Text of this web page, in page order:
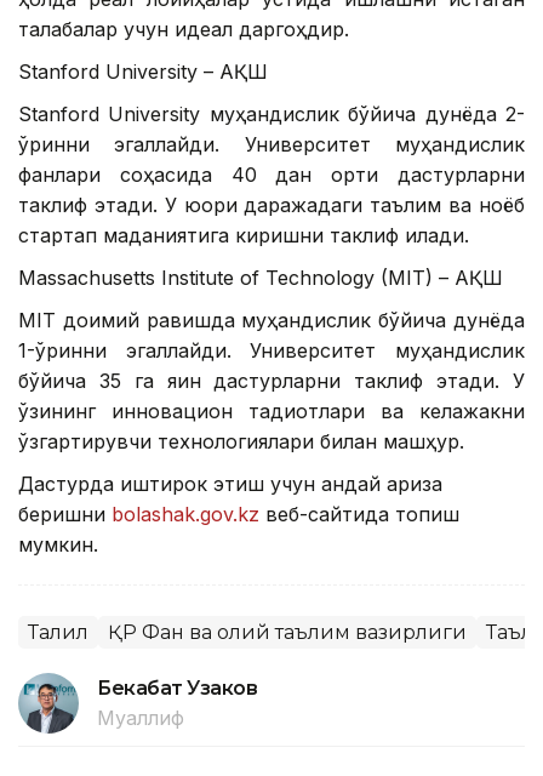
талабалар учун идеал даргоҳдир.
Stanford University – АҚШ
Stanford University муҳандислик бўйича дунёда 2-
ўринни эгаллайди. Университет муҳандислик
фанлари соҳасида 40 дан ортиқ дастурларни
таклиф этади. У юқори даражадаги таълим ва ноёб
стартап маданиятига киришни таклиф қилади.
Massachusetts Institute of Technology (MIT) – АҚШ
MIT доимий равишда муҳандислик бўйича дунёда
1-ўринни эгаллайди. Университет муҳандислик
бўйича 35 га яқин дастурларни таклиф этади. У
ўзининг инновацион тадқиқотлари ва келажакни
ўзгартирувчи технологиялари билан машҳур.
Дастурда иштирок этиш учун қандай ариза
беришни bolashak.gov.kz веб-сайтида топиш
мумкин.
Таҳлил ҚР Фан ва олий таълим вазирлиги
Бекабат Узаков
Муаллиф